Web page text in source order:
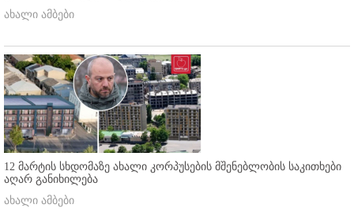
ახალი ამბები
12 მარტის სხდომაზე ახალი კორპუსების მშენებლობის საკითხები
აღარ განიხილება
ახალი ამბები